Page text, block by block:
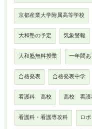
京都産業大学附属高等学校
大和塾の予定 気象警報
大和塾無料授業 一年間
合格発表 合格発表中学
看護科 高校 高校 看護
看護科・看護専攻科 ロ